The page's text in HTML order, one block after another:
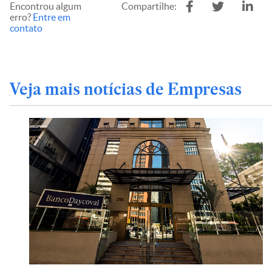
Encontrou algum
erro? Entre em
contato
Compartilhe:
Veja mais notícias de Empresas